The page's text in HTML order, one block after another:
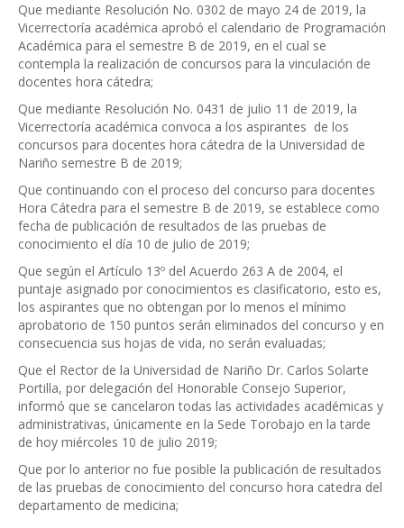
Que mediante Resolución No. 0302 de mayo 24 de 2019, la
Vicerrectoría académica aprobó el calendario de Programación
Académica para el semestre B de 2019, en el cual se
contempla la realización de concursos para la vinculación de
docentes hora cátedra;
Que mediante Resolución No. 0431 de julio 11 de 2019, la
Vicerrectoría académica convoca a los aspirantes de los
concursos para docentes hora cátedra de la Universidad de
Nariño semestre B de 2019;
Que continuando con el proceso del concurso para docentes
Hora Cátedra para el semestre B de 2019, se establece como
fecha de publicación de resultados de las pruebas de
conocimiento el día 10 de julio de 2019;
Que según el Artículo 13º del Acuerdo 263 A de 2004, el
puntaje asignado por conocimientos es clasificatorio, esto es,
los aspirantes que no obtengan por lo menos el mínimo
aprobatorio de 150 puntos serán eliminados del concurso y en
consecuencia sus hojas de vida, no serán evaluadas;
Que el Rector de la Universidad de Nariño Dr. Carlos Solarte
Portilla, por delegación del Honorable Consejo Superior,
informó que se cancelaron todas las actividades académicas y
administrativas, únicamente en la Sede Torobajo en la tarde
de hoy miércoles 10 de julio 2019;
Que por lo anterior no fue posible la publicación de resultados
de las pruebas de conocimiento del concurso hora catedra del
departamento de medicina;